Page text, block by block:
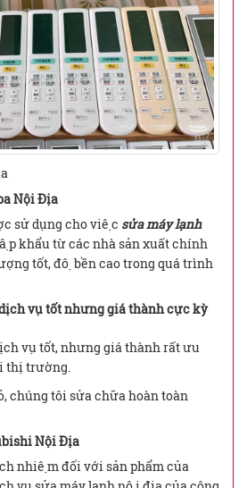
Nội Địa
sử dụng cho việc sửa máy lạnh
khẩu từ các nhà sản xuất chính
tốt, độ bền cao trong quá trình
vụ tốt nhưng giá thành cực kỳ
vụ tốt, nhưng giá thành rất ưu
thị trường.
chúng tôi sửa chữa hoàn toàn
Nội Địa
nhiệm đối với sản phẩm của